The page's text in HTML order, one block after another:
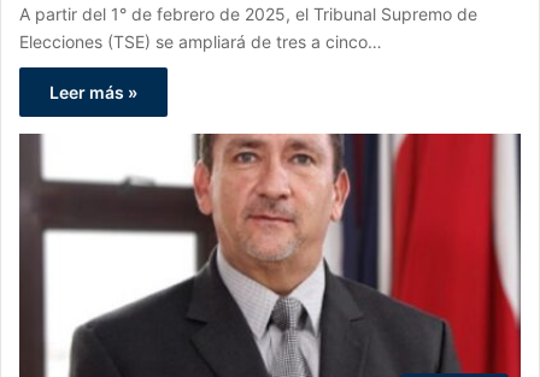
A partir del 1° de febrero de 2025, el Tribunal Supremo de
Elecciones (TSE) se ampliará de tres a cinco…
Leer más »